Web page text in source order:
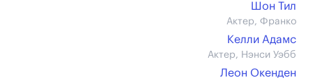
Шон Тил
Актер, Франко
Келли Адамс
Актер, Нэнси Уэбб
Леон Окенден